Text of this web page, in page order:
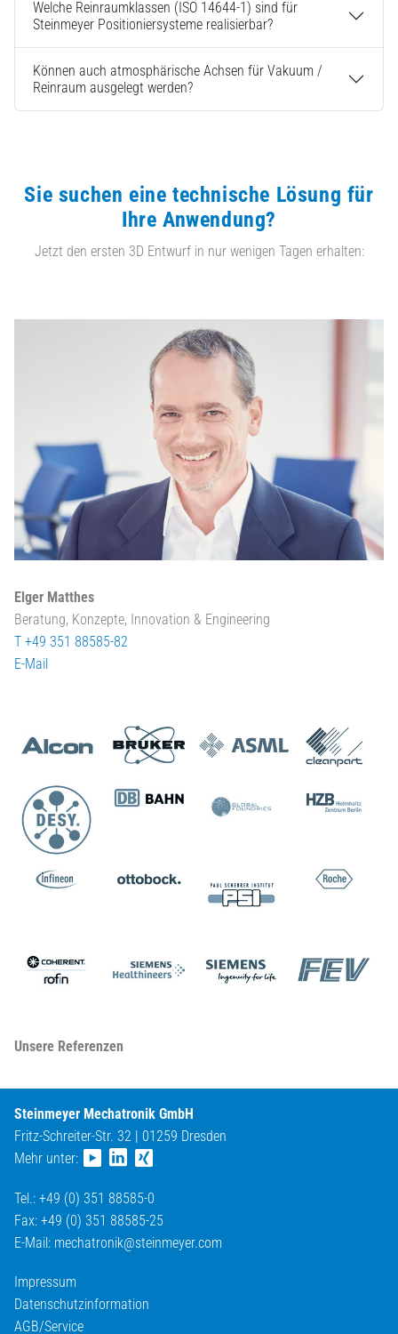
Welche Reinraumklassen (ISO 14644-1) sind für
Steinmeyer Positioniersysteme realisierbar?
Können auch atmosphärische Achsen für Vakuum /
Reinraum ausgelegt werden?
Sie suchen eine technische Lösung für
Ihre Anwendung?
Jetzt den ersten 3D Entwurf in nur wenigen Tagen erhalten:
Elger Matthes
Beratung, Konzepte, Innovation & Engineering
T +49 351 88585-82
E-Mail
Unsere Referenzen
Steinmeyer Mechatronik GmbH
Fritz-Schreiter-Str. 32 | 01259 Dresden
Mehr unter:
Tel.: +49 (0) 351 88585-0
Fax: +49 (0) 351 88585-25
E-Mail: mechatronik@steinmeyer.com
Impressum
Datenschutzinformation
AGB/Service